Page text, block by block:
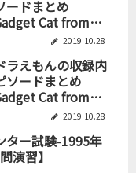
ードまとめ
Cat from
2019.10.28
ラえもんの収録内
ソードまとめ
Cat from
2019.10.28
ター試験-1995年
演習】